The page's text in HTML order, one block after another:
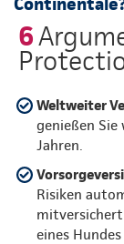
6
Weltweiter
genießen
Jahren.
Risiken
eines